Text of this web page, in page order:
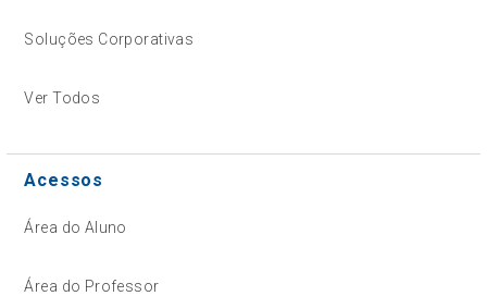
Soluções Corporativas
Ver Todos
Acessos
Área do Aluno
Área do Professor